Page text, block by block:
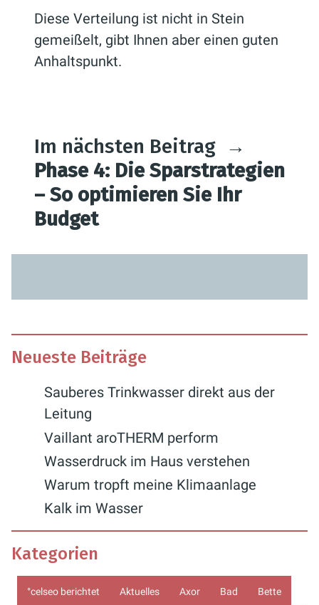
Diese Verteilung ist nicht in Stein
gemeißelt, gibt Ihnen aber einen guten
Anhaltspunkt.
Im nächsten Beitrag →
Phase 4: Die Sparstrategien
– So optimieren Sie Ihr
Budget
Neueste Beiträge
Sauberes Trinkwasser direkt aus der
Leitung
Vaillant aroTHERM perform
Wasserdruck im Haus verstehen
Warum tropft meine Klimaanlage
Kalk im Wasser
Kategorien
°celseo berichtet Aktuelles Axor Bad Bette